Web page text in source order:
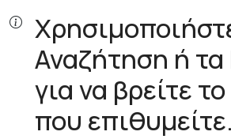
Αναζήτηση ή τα
για να βρείτε
που επιθυμείτε.